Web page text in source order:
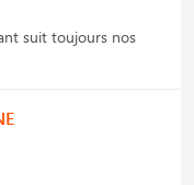
suit toujours nos